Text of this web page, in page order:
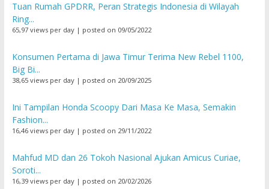
Tuan Rumah GPDRR, Peran Strategis Indonesia di Wilayah
Ring...
65,97 views per day| posted on 09/05/2022
Konsumen Pertama di Jawa Timur Terima New Rebel 1100,
Big Bi...
38,65 views per day| posted on 20/09/2025
Ini Tampilan Honda Scoopy Dari Masa Ke Masa, Semakin
Fashion...
16,46 views per day| posted on 29/11/2022
Mahfud MD dan 26 Tokoh Nasional Ajukan Amicus Curiae,
Soroti...
16,39 views per day| posted on 20/02/2026